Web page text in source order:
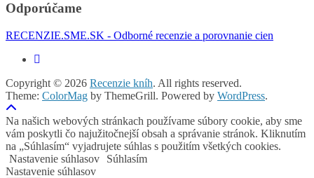
Odporúčame
RECENZIE.SME.SK - Odborné recenzie a porovnanie cien
Copyright © 2026 Recenzie kníh. All rights reserved.
Theme: ColorMag by ThemeGrill. Powered by WordPress.
Na našich webových stránkach používame súbory cookie, aby sme
vám poskytli čo najužitočnejší obsah a správanie stránok. Kliknutím
na „Súhlasím“ vyjadrujete súhlas s použitím všetkých cookies.
Nastavenie súhlasov
Súhlasím
Nastavenie súhlasov